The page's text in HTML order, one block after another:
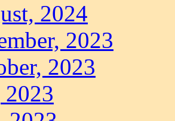
2024
2023
2023